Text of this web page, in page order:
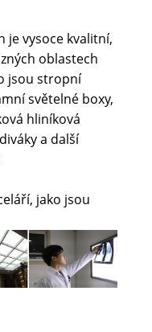
je vysoce kvalitní,
oblastech
jsou stropní
světelné boxy,
hliníková
a další
jako jsou